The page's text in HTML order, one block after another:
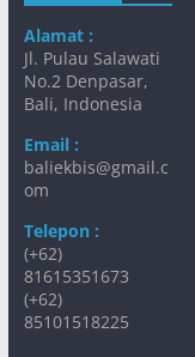
Alamat :
Jl. Pulau Salawati
No.2 Denpasar,
Bali, Indonesia
Email :
baliekbis@gmail.c
om
Telepon :
(+62)
81615351673
(+62)
85101518225